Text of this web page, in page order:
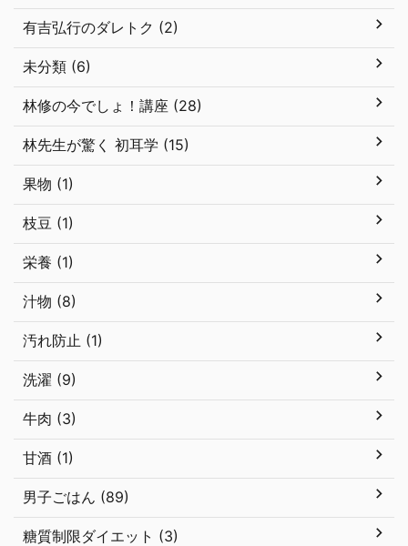
有吉弘行のダレトク (2)
未分類 (6)
林修の今でしょ！講座 (28)
林先生が驚く 初耳学 (15)
果物 (1)
枝豆 (1)
栄養 (1)
汁物 (8)
汚れ防止 (1)
洗濯 (9)
牛肉 (3)
甘酒 (1)
男子ごはん (89)
糖質制限ダイエット (3)